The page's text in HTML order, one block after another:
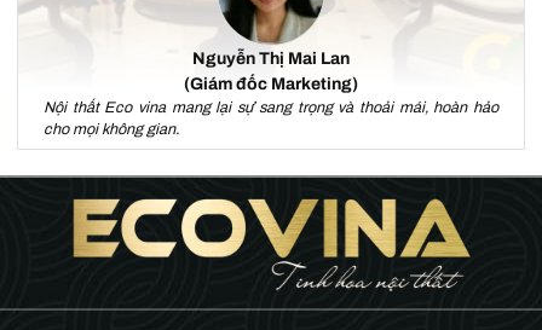
Nguyễn Thị Mai Lan
(Giám đốc Marketing)
Nội thất Eco vina mang lại sự sang trọng và thoải mái, hoàn hảo
cho mọi không gian.